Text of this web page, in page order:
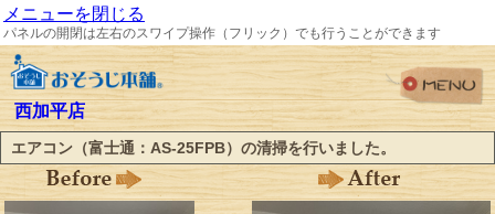
メニューを閉じる
パネルの開閉は左右のスワイプ操作（フリック）でも行うことができます
西加平店
エアコン（富士通：AS-25FPB）の清掃を行いました。